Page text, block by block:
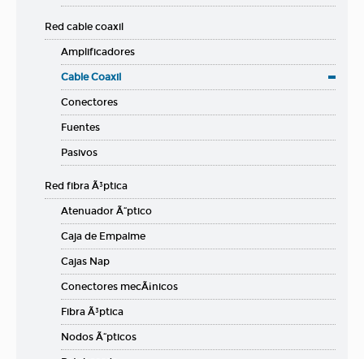
Red cable coaxil
Amplificadores
Cable Coaxil
Conectores
Fuentes
Pasivos
Red fibra Ã³ptica
Atenuador Ã“ptico
Caja de Empalme
Cajas Nap
Conectores mecÃ¡nicos
Fibra Ã³ptica
Nodos Ã“pticos